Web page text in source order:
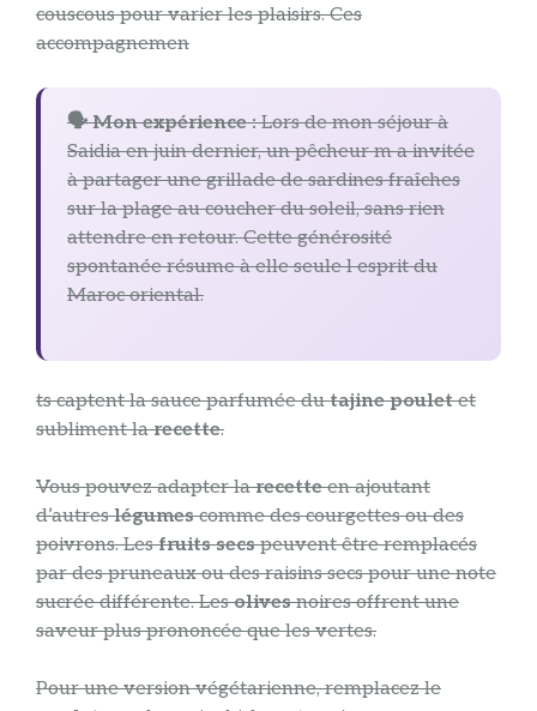
couscous pour varier les plaisirs. Ces
accompagnemen
🗣️ Mon expérience :Lors de mon séjour à
Saidia en juin dernier, un pêcheur m a invitée
à partager une grillade de sardines fraîches
sur la plage au coucher du soleil, sans rien
attendre en retour. Cette générosité
spontanée résume à elle seule l esprit du
Maroc oriental.
ts captent la sauce parfumée dutajine pouletet
subliment larecette.
Vous pouvez adapter larecetteen ajoutant
d’autreslégumescomme des courgettes ou des
poivrons. Lesfruits secspeuvent être remplacés
par des pruneaux ou des raisins secs pour une note
sucrée différente. Lesolivesnoires offrent une
saveur plus prononcée que les vertes.
Pour une version végétarienne, remplacez le